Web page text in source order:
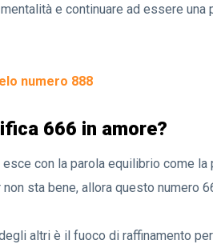
e continuare ad essere
numero 888
666 in amore?
con la parola equilibrio come
sta bene, allora questo numero
altri è il fuoco di raffinamento